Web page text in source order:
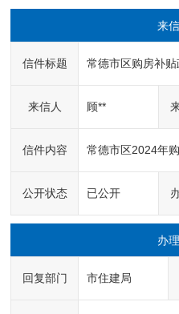
来
信件标题 常德市区购房补
来信人 顾**
信件内容 常德市区2024年
公开状态 已公开
办
回复部门 市住建局